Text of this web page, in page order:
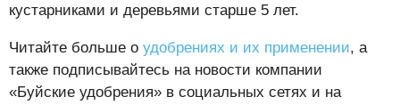
кустарниками и деревьями старше 5 лет.
Читайте больше о удобрениях и их применении, а
также подписывайтесь на новости компании
«Буйские удобрения» в социальных сетях и на